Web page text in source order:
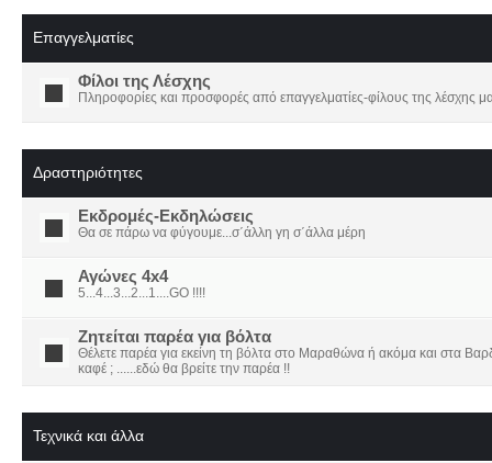
Επαγγελματίες
Φίλοι της Λέσχης
Πληροφορίες και προσφορές από επαγγελματίες-φίλους της λέσχης
Δραστηριότητες
Εκδρομές-Εκδηλώσεις
Θα σε πάρω να φύγουμε...σ΄άλλη γη σ΄άλλα μέρη
Αγώνες 4x4
5...4...3...2...1....GO !!!!
Ζητείται παρέα για βόλτα
Θέλετε παρέα για εκείνη τη βόλτα στο Μαραθώνα ή ακόμα και στα
καφέ ; ......εδώ θα βρείτε την παρέα !!
Τεχνικά και άλλα